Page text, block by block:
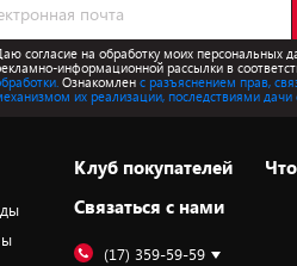
согласие на обработку моих персональных
информационной рассылки в
Ознакомлен с разъяснением прав,
их реализации, последствиями дачи
Клуб покупателей
Cвязаться с нами
(17) 359-59-59